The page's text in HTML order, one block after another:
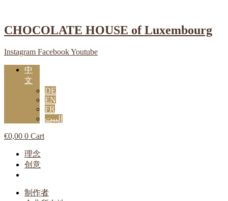
内
CHOCOLATE HOUSE of Luxembourg
Instagram FacebookYoutube
中
文
DE
EN
FR
البيت
€0,00 0 Cart
Main
Menu
理念
创意
Main
制作者